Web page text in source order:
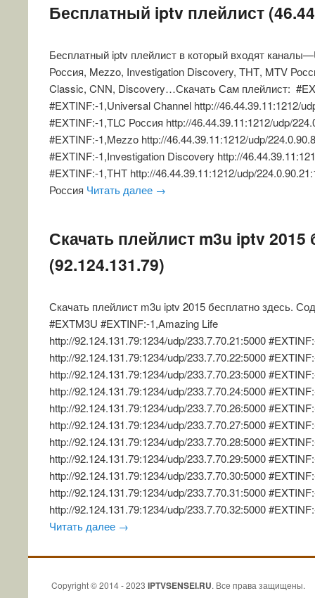
Бесплатный iptv плейлист
Бесплатный iptv плейлист в который входят
Россия, Mezzo, Investigation Discovery, ТНТ, MTV
Classic, CNN, Discovery…Скачать Сам плейлист:
#EXTINF:-1,Universal Channel http://46.44.39.11:1212/
#EXTINF:-1,TLC Россия http://46.44.39.11:1212/udp/
#EXTINF:-1,Mezzo http://46.44.39.11:1212/udp/
#EXTINF:-1,Investigation Discovery http://
#EXTINF:-1,ТНТ http://46.44.39.11:1212/udp/
Россия Читать далее →
Скачать плейлист m3u iptv 2015
(92.124.131.79)
Скачать плейлист m3u iptv 2015 бесплатно здесь.
#EXTM3U #EXTINF:-1,Amazing Life
http://92.124.131.79:1234/udp/233.7.70.21:5000
http://92.124.131.79:1234/udp/233.7.70.22:5000
http://92.124.131.79:1234/udp/233.7.70.23:5000
http://92.124.131.79:1234/udp/233.7.70.24:5000
http://92.124.131.79:1234/udp/233.7.70.26:5000
http://92.124.131.79:1234/udp/233.7.70.27:5000
http://92.124.131.79:1234/udp/233.7.70.28:5000
http://92.124.131.79:1234/udp/233.7.70.29:5000
http://92.124.131.79:1234/udp/233.7.70.30:5000
http://92.124.131.79:1234/udp/233.7.70.31:5000
http://92.124.131.79:1234/udp/233.7.70.32:5000
Читать далее →
Copyright © 2014 - 2023 IPTVSENSEI.RU. Все права защищены.